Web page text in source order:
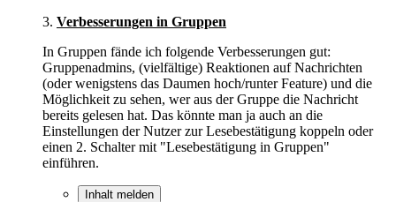
3. Verbesserungen in Gruppen
In Gruppen fände ich folgende Verbesserungen gut:
Gruppenadmins, (vielfältige) Reaktionen auf Nachrichten
(oder wenigstens das Daumen hoch/runter Feature) und die
Möglichkeit zu sehen, wer aus der Gruppe die Nachricht
bereits gelesen hat. Das könnte man ja auch an die
Einstellungen der Nutzer zur Lesebestätigung koppeln oder
einen 2. Schalter mit "Lesebestätigung in Gruppen"
einführen.
Inhalt melden